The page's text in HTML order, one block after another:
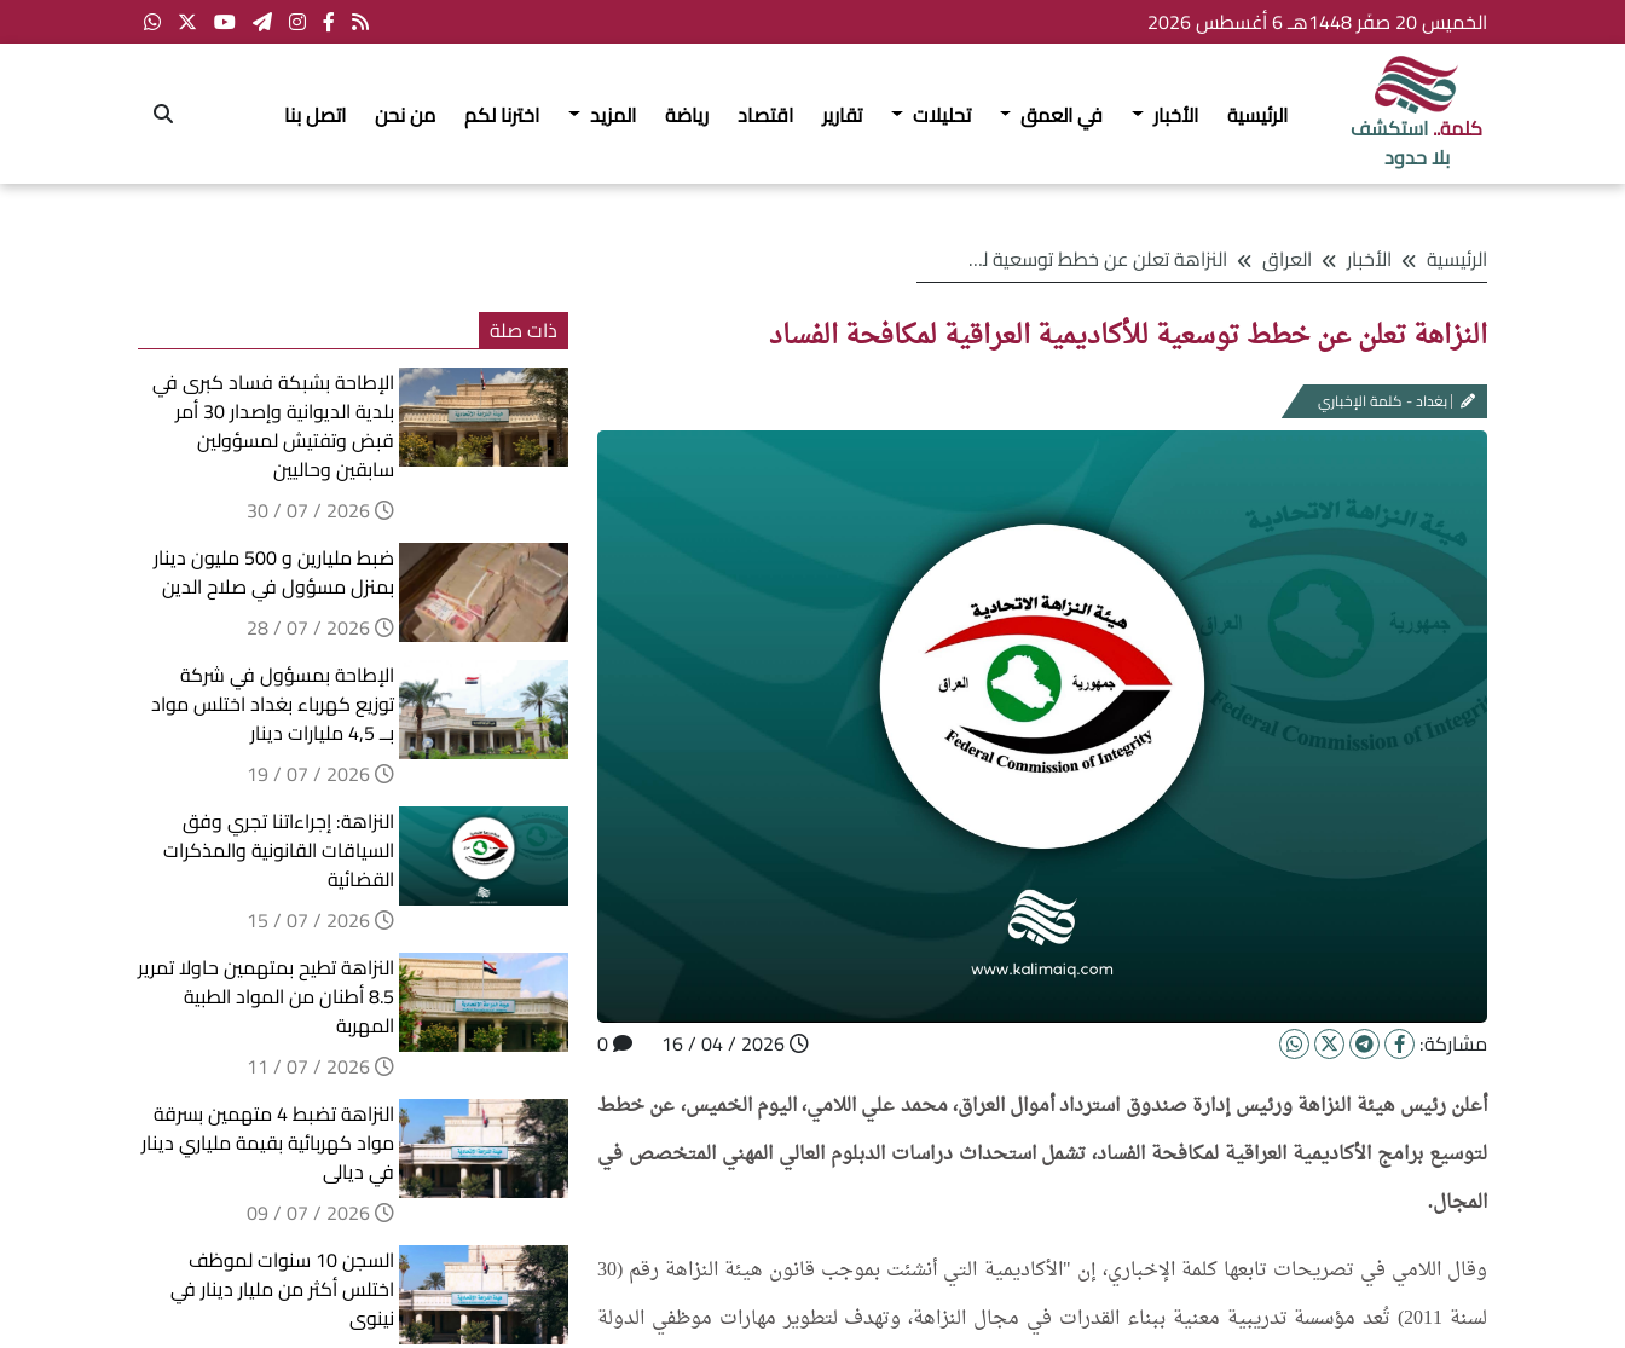
الخميس 20 صفَر 1448هـ 6 أغسطس 2026
كلمة..استكشف
بلا حدود
الرئيسية الأخبار في العمق تحليلات تقارير اقتصاد رياضة المزيد اخترنا لكم من نحن اتصل بنا
الرئيسية الأخبار العراق النزاهة تعلن عن خطط توسعية للأكاديمية العراقية لمكافحة الفساد
النزاهة تعلن عن خطط توسعية للأكاديمية العراقية لمكافحة الفساد
بغداد - كلمة الإخباري
مشاركة:
أعلن رئيس هيئة النزاهة ورئيس إدارة صندوق استرداد أموال العراق، محمد علي اللامي، اليوم الخميس، عن خطط
لتوسيع برامج الأكاديمية العراقية لمكافحة الفساد، تشمل استحداث دراسات الدبلوم العالي المهني المتخصص في
المجال.
وقال اللامي في تصريحات تابعها كلمة الإخباري، إن "الأكاديمية التي أنشئت بموجب قانون هيئة النزاهة رقم (30
لسنة 2011) تُعد مؤسسة تدريبية معنية ببناء القدرات في مجال النزاهة، وتهدف لتطوير مهارات موظفي الدولة
ذات صلة
الإطاحة بشبكة فساد كبرى في
بلدية الديوانية وإصدار 30 أمر
قبض وتفتيش لمسؤولين
سابقين وحاليين
ضبط مليارين و 500 مليون دينار
بمنزل مسؤول في صلاح الدين
الإطاحة بمسؤول في شركة
توزيع كهرباء بغداد اختلس مواد
بــ 4,5 مليارات دينار
النزاهة: إجراءاتنا تجري وفق
السياقات القانونية والمذكرات
القضائية
النزاهة تطيح بمتهمين حاولا تمرير
8.5 أطنان من المواد الطبية
المهربة
النزاهة تضبط 4 متهمين بسرقة
مواد كهربائية بقيمة ملياري دينار
في ديالى
السجن 10 سنوات لموظف
اختلس أكثر من مليار دينار في
نينوى